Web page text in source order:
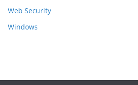
Web Security
Windows